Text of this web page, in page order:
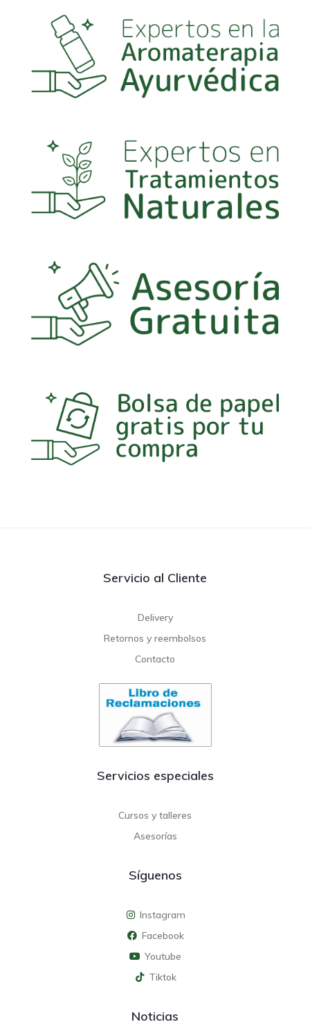
Servicio al Cliente
Delivery
Retornos y reembolsos
Contacto
Servicios especiales
Cursos y talleres
Asesorías
Síguenos
Instagram
Facebook
Youtube
Tiktok
Noticias